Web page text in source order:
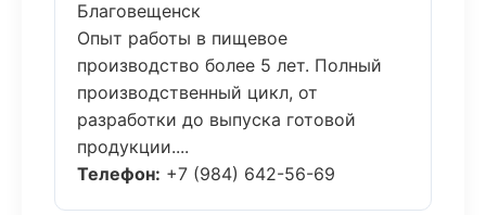
Благовещенск
Опыт работы в пищевое
производство более 5 лет. Полный
производственный цикл, от
разработки до выпуска готовой
продукции....
Телефон: +7 (984) 642-56-69